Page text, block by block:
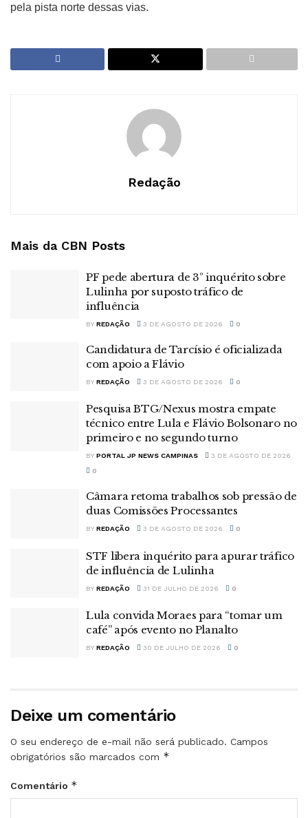
pela pista norte dessas vias.
Redação
Mais da CBN Posts
PF pede abertura de 3º inquérito sobre
Lulinha por suposto tráfico de
influência
BY REDAÇÃO 3 DE AGOSTO DE 2026 0
Candidatura de Tarcísio é oficializada
com apoio a Flávio
BY REDAÇÃO 3 DE AGOSTO DE 2026 0
Pesquisa BTG/Nexus mostra empate
técnico entre Lula e Flávio Bolsonaro no
primeiro e no segundo turno
BY PORTAL JP NEWS CAMPINAS
3 DE AGOSTO DE 2026
0
Câmara retoma trabalhos sob pressão de
duas Comissões Processantes
BY REDAÇÃO 3 DE AGOSTO DE 2026 0
STF libera inquérito para apurar tráfico
de influência de Lulinha
BY REDAÇÃO 31 DE JULHO DE 2026 0
Lula convida Moraes para “tomar um
café” após evento no Planalto
BY REDAÇÃO 30 DE JULHO DE 2026 0
Deixe um comentário
O seu endereço de e-mail não será publicado. Campos
obrigatórios são marcados com *
Comentário *